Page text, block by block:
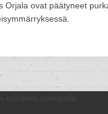
Orjala ovat päätyneet